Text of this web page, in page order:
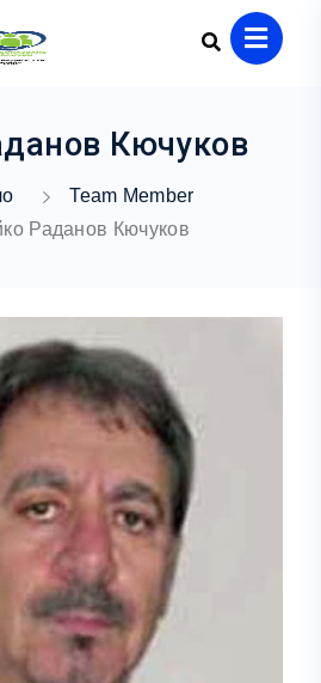
Кючуков
Team Member
Раданов Кючуков